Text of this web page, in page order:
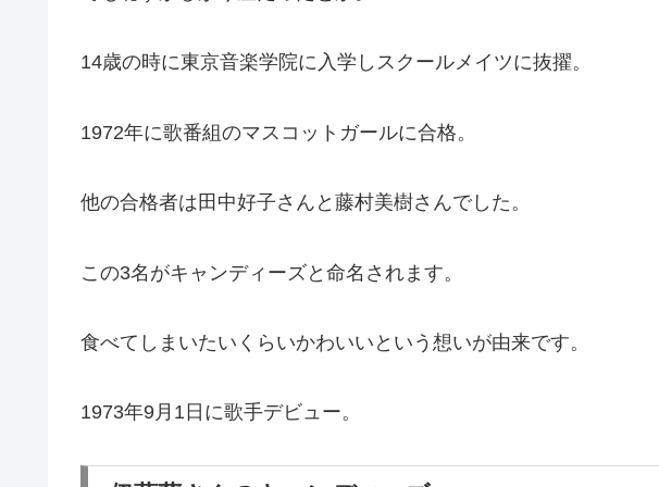
14歳の時に東京音楽学院に入学しスクールメイツに抜擢。
1972年に歌番組のマスコットガールに合格。
他の合格者は田中好子さんと藤村美樹さんでした。
この3名がキャンディーズと命名されます。
食べてしまいたいくらいかわいいという想いが由来です。
1973年9月1日に歌手デビュー。